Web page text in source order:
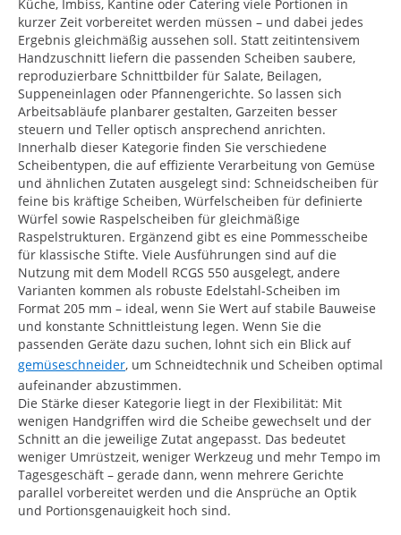
Küche, Imbiss, Kantine oder Catering viele Portionen in
kurzer Zeit vorbereitet werden müssen – und dabei jedes
Ergebnis gleichmäßig aussehen soll. Statt zeitintensivem
Handzuschnitt liefern die passenden Scheiben saubere,
reproduzierbare Schnittbilder für Salate, Beilagen,
Suppeneinlagen oder Pfannengerichte. So lassen sich
Arbeitsabläufe planbarer gestalten, Garzeiten besser
steuern und Teller optisch ansprechend anrichten.
Innerhalb dieser Kategorie finden Sie verschiedene
Scheibentypen, die auf effiziente Verarbeitung von Gemüse
und ähnlichen Zutaten ausgelegt sind: Schneidscheiben für
feine bis kräftige Scheiben, Würfelscheiben für definierte
Würfel sowie Raspelscheiben für gleichmäßige
Raspelstrukturen. Ergänzend gibt es eine Pommesscheibe
für klassische Stifte. Viele Ausführungen sind auf die
Nutzung mit dem Modell RCGS 550 ausgelegt, andere
Varianten kommen als robuste Edelstahl-Scheiben im
Format 205 mm – ideal, wenn Sie Wert auf stabile Bauweise
und konstante Schnittleistung legen. Wenn Sie die
passenden Geräte dazu suchen, lohnt sich ein Blick auf
gemüseschneider, um Schneidtechnik und Scheiben optimal
aufeinander abzustimmen.
Die Stärke dieser Kategorie liegt in der Flexibilität: Mit
wenigen Handgriffen wird die Scheibe gewechselt und der
Schnitt an die jeweilige Zutat angepasst. Das bedeutet
weniger Umrüstzeit, weniger Werkzeug und mehr Tempo im
Tagesgeschäft – gerade dann, wenn mehrere Gerichte
parallel vorbereitet werden und die Ansprüche an Optik
und Portionsgenauigkeit hoch sind.